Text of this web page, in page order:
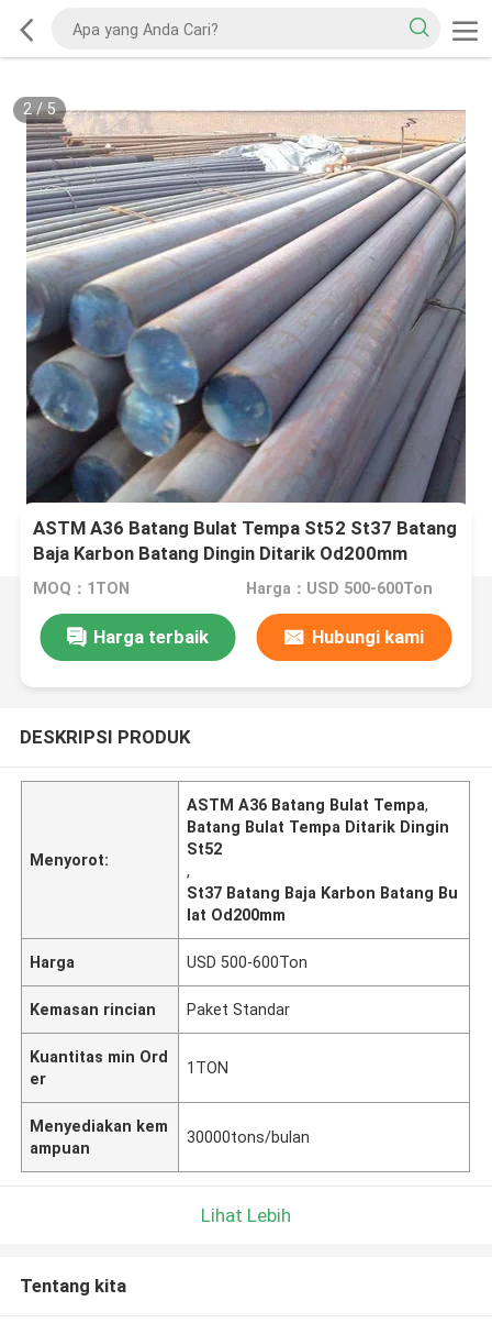
2/5
ASTM A36 Batang Bulat Tempa St52 St37 Batang
Baja Karbon Batang Dingin Ditarik Od200mm
MOQ：1TON Harga：USD 500-600Ton
Harga terbaik Hubungi kami
DESKRIPSI PRODUK
Menyorot:
ASTM A36 Batang Bulat Tempa,
Batang Bulat Tempa Ditarik Dingin
St52
,
St37 Batang Baja Karbon Batang Bu
lat Od200mm
Harga USD 500-600Ton
Kemasan rincian Paket Standar
Kuantitas min Ord
er
1TON
Menyediakan kem
ampuan
30000tons/bulan
Lihat Lebih
Tentang kita